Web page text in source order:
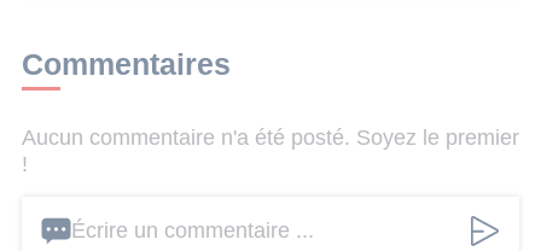
Commentaires
Aucun commentaire n'a été posté. Soyez le premier
!
Écrire un commentaire ...